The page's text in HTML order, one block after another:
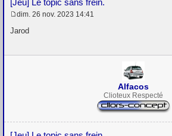
e
a
dim. 26 nov. 2023 14:41
Jarod
Alfacos
Clioteux Respecté